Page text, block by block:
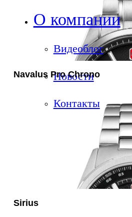
О компании
Видеоблог
Новости
Контакты
Navalus Pro Chrono
Sirius